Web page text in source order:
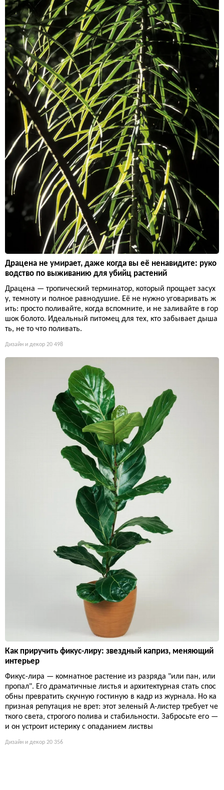
Драцена не умирает, даже когда вы её ненавидите: руко
водство по выживанию для убийц растений
Драцена — тропический терминатор, который прощает засух
у, темноту и полное равнодушие. Её не нужно уговаривать ж
ить: просто поливайте, когда вспомните, и не заливайте в гор
шок болото. Идеальный питомец для тех, кто забывает дыша
ть, не то что поливать.
Дизайн и декор 20 498
Как приручить фикус-лиру: звездный каприз, меняющий
интерьер
Фикус-лира — комнатное растение из разряда "или пан, или
пропал". Его драматичные листья и архитектурная стать спос
обны превратить скучную гостиную в кадр из журнала. Но ка
призная репутация не врет: этот зеленый А-листер требует че
ткого света, строгого полива и стабильности. Забросьте его —
и он устроит истерику с опаданием листвы
Дизайн и декор 20 356